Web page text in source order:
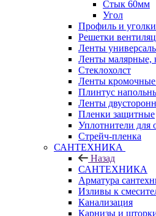
Стык 60мм
Угол
Профиль и
Решетки
Ленты
Ленты малярные,
Стеклохолст
Ленты кромочные
Плинтус
Ленты
Пленки защитные
Уплотнители для
Стрейч-пленка
САНТЕХНИКА
Назад
САНТЕХНИКА
Арматура
Изливы к
Канализация
Карнизы и